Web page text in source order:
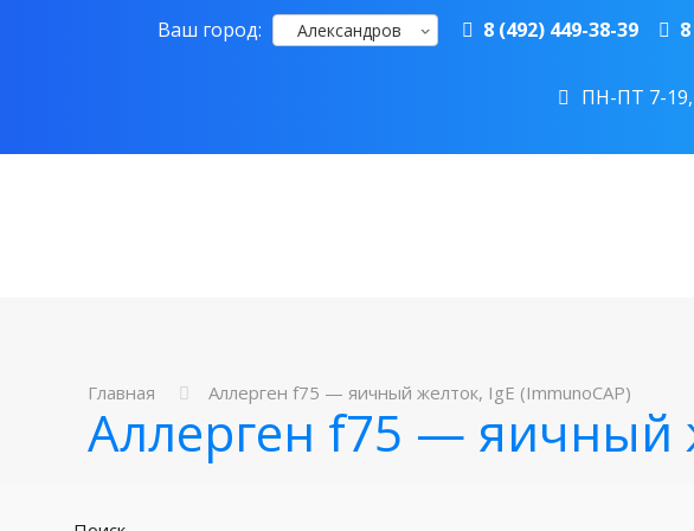
Ваш город: Александров 8 (492) 449-38-39
ПН-ПТ 7-
Главная Аллерген f75 — яичный желток, IgE (ImmunoCAP)
Аллерген f75 — яичный